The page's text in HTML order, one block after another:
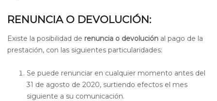
RENUNCIA O DEVOLUCIÓN:
Existe la posibilidad de renuncia o devolución al pago de la
prestación, con las siguientes particularidades:
Se puede renunciar en cualquier momento antes del
31 de agosto de 2020, surtiendo efectos el mes
siguiente a su comunicación.